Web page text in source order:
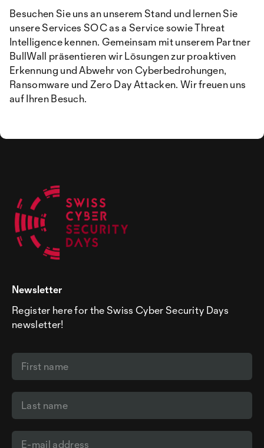
Besuchen Sie uns an unserem Stand und lernen Sie
unsere Services SOC as a Service sowie Threat
Intelligence kennen. Gemeinsam mit unserem Partner
BullWall präsentieren wir Lösungen zur proaktiven
Erkennung und Abwehr von Cyberbedrohungen,
Ransomware und Zero Day Attacken. Wir freuen uns
auf Ihren Besuch.
Newsletter
Register here for the Swiss Cyber Security Days
newsletter!